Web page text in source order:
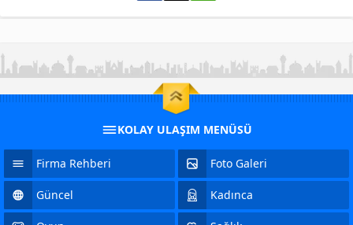
KOLAY ULAŞIM MENÜSÜ
Firma Rehberi Foto Galeri
Güncel Kadınca